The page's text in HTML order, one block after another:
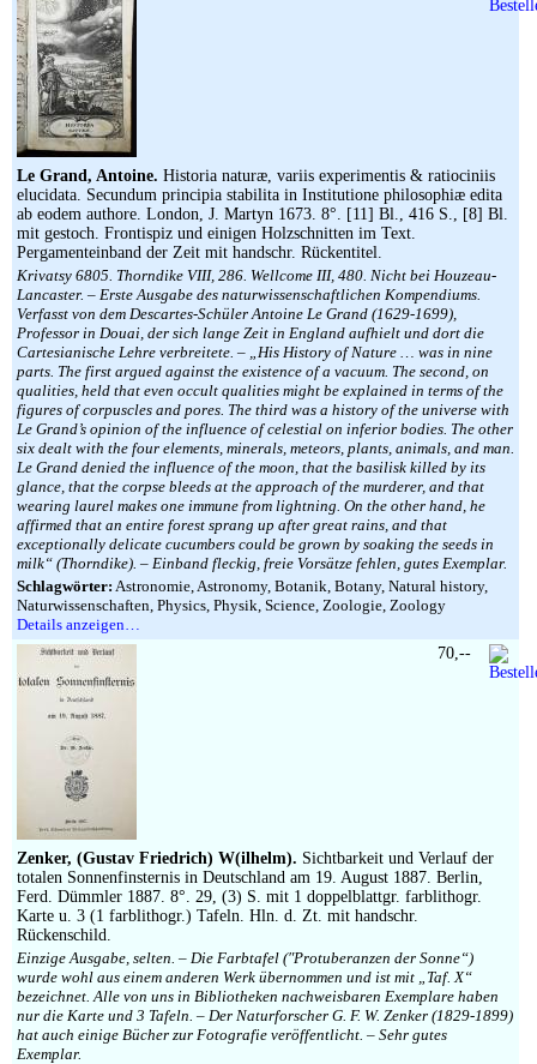
Le Grand, Antoine. Historia naturæ, variis experimentis & ratiociniis
elucidata. Secundum principia stabilita in Institutione philosophiæ edita
ab eodem authore. London, J. Martyn 1673. 8°. [11] Bl., 416 S., [8] Bl.
mit gestoch. Frontispiz und einigen Holzschnitten im Text.
Pergamenteinband der Zeit mit handschr. Rückentitel.
Krivatsy 6805. Thorndike VIII, 286. Wellcome III, 480. Nicht bei Houzeau-
Lancaster. – Erste Ausgabe des naturwissenschaftlichen Kompendiums.
Verfasst von dem Descartes-Schüler Antoine Le Grand (1629-1699),
Professor in Douai, der sich lange Zeit in England aufhielt und dort die
Cartesianische Lehre verbreitete. – „His History of Nature … was in nine
parts. The first argued against the existence of a vacuum. The second, on
qualities, held that even occult qualities might be explained in terms of the
figures of corpuscles and pores. The third was a history of the universe with
Le Grand’s opinion of the influence of celestial on inferior bodies. The other
six dealt with the four elements, minerals, meteors, plants, animals, and man.
Le Grand denied the influence of the moon, that the basilisk killed by its
glance, that the corpse bleeds at the approach of the murderer, and that
wearing laurel makes one immune from lightning. On the other hand, he
affirmed that an entire forest sprang up after great rains, and that
exceptionally delicate cucumbers could be grown by soaking the seeds in
milk“ (Thorndike). – Einband fleckig, freie Vorsätze fehlen, gutes Exemplar.
Schlagwörter: Astronomie, Astronomy, Botanik, Botany, Natural history,
Naturwissenschaften, Physics, Physik, Science, Zoologie, Zoology
Details anzeigen…
Zenker, (Gustav Friedrich) W(ilhelm). Sichtbarkeit und Verlauf der
totalen Sonnenfinsternis in Deutschland am 19. August 1887. Berlin,
Ferd. Dümmler 1887. 8°. 29, (3) S. mit 1 doppelblattgr. farblithogr.
Karte u. 3 (1 farblithogr.) Tafeln. Hln. d. Zt. mit handschr.
Rückenschild.
Einzige Ausgabe, selten. – Die Farbtafel (″Protuberanzen der Sonne“)
wurde wohl aus einem anderen Werk übernommen und ist mit „Taf. X“
bezeichnet. Alle von uns in Bibliotheken nachweisbaren Exemplare haben
nur die Karte und 3 Tafeln. – Der Naturforscher G. F. W. Zenker (1829-1899)
hat auch einige Bücher zur Fotografie veröffentlicht. – Sehr gutes
Exemplar.
70,--